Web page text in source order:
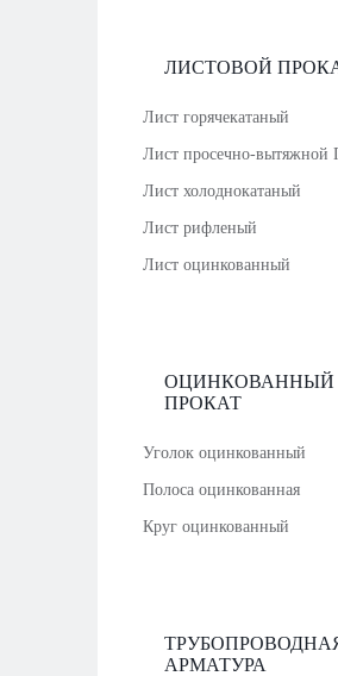
ЛИСТОВОЙ
Лист горячекатаный
Лист просечно-вытяжной
Лист холоднокатаный
Лист рифленый
Лист оцинкованный
ОЦИНКОВАННЫЙ
ПРОКАТ
Уголок оцинкованный
Полоса оцинкованная
Круг оцинкованный
АРМАТУРА